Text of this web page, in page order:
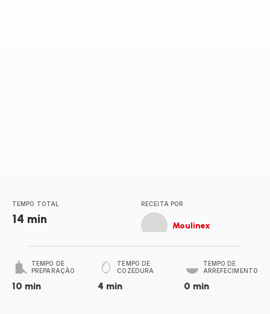
TEMPO TOTAL
14 min
RECEITA POR
Moulinex
TEMPO DE
PREPARAÇÃO
10 min
TEMPO DE
COZEDURA
4 min
TEMPO DE
ARREFECIMENTO
0 min